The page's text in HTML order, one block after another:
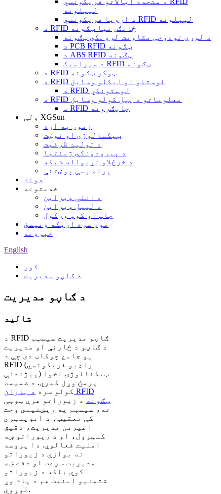
لیبلونه
د اروپا فریکونسي RFID لیبلونه
د RFID ځانګړتیا ټګونه
د لوړې تودوخې مقاومت لرونکي ټګونه
د PCB RFID ټګونه
د ABS RFID ټګونه
د سیرامیک RFID ټګونه
د RFID ټوکر ټګونه
د RFID لوستلو او لیکلو وسایل
د RFID لوستونکي
د RFID معلوماتو د پیل کولو وسایل
د RFID چاپګرونه
ولې XGSun
زموږ په اړه
ټیکنالوژي او نوښت
د تولید ظرفیت
د پیرودونکي ژمنتیا
د خرڅلاو نړیواله شبکه
پرله پسې پوښتنې
دوام
خدمتونه
د انلې ډیزاین
د لیبل ډیزاین
چاپ او کوډ ورکول
موږ سره اړیکه ونیسئ
خبرونه
English
کور
د ګاڼو مدیریت
د ګاڼو مدیریت
شاليد
د RFID ګاڼو مدیریت سیسټم
د ګاڼو د څارنې او مدیریت
یو جامع چوکاټ دی چې د
RFID (راډیو فریکونسي
پیژندنې) ټیکنالوژۍ لخوا
پرمخ وړل کیږي. د ضمیمه
کولو سره د باران RFID
ټګونه د زیوراتو هرې ټوټې
ته، سیسټم په ریښتیني وخت
کې تعقیب، د انوینټري
اغیزمن مدیریت، دقیق
کنټرول، او د زیوراتو ښه
امنیت فعالوي. دا پروسه
نه یوازې د زیوراتو
مدیریت سرعت او دقت ښه
کوي بلکه د زیوراتو
شتمنیو امنیت هم د پام وړ
لوړوي.